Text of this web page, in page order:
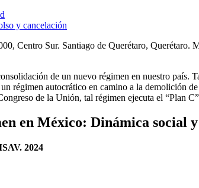
y cancelación
Centro Sur. Santiago de Querétaro, Querétaro.
de un nuevo régimen en nuestro
régimen autocrático en camino a la demolición
de la Unión, tal régimen ejecuta el “Plan
en México: Dinámica social
2024